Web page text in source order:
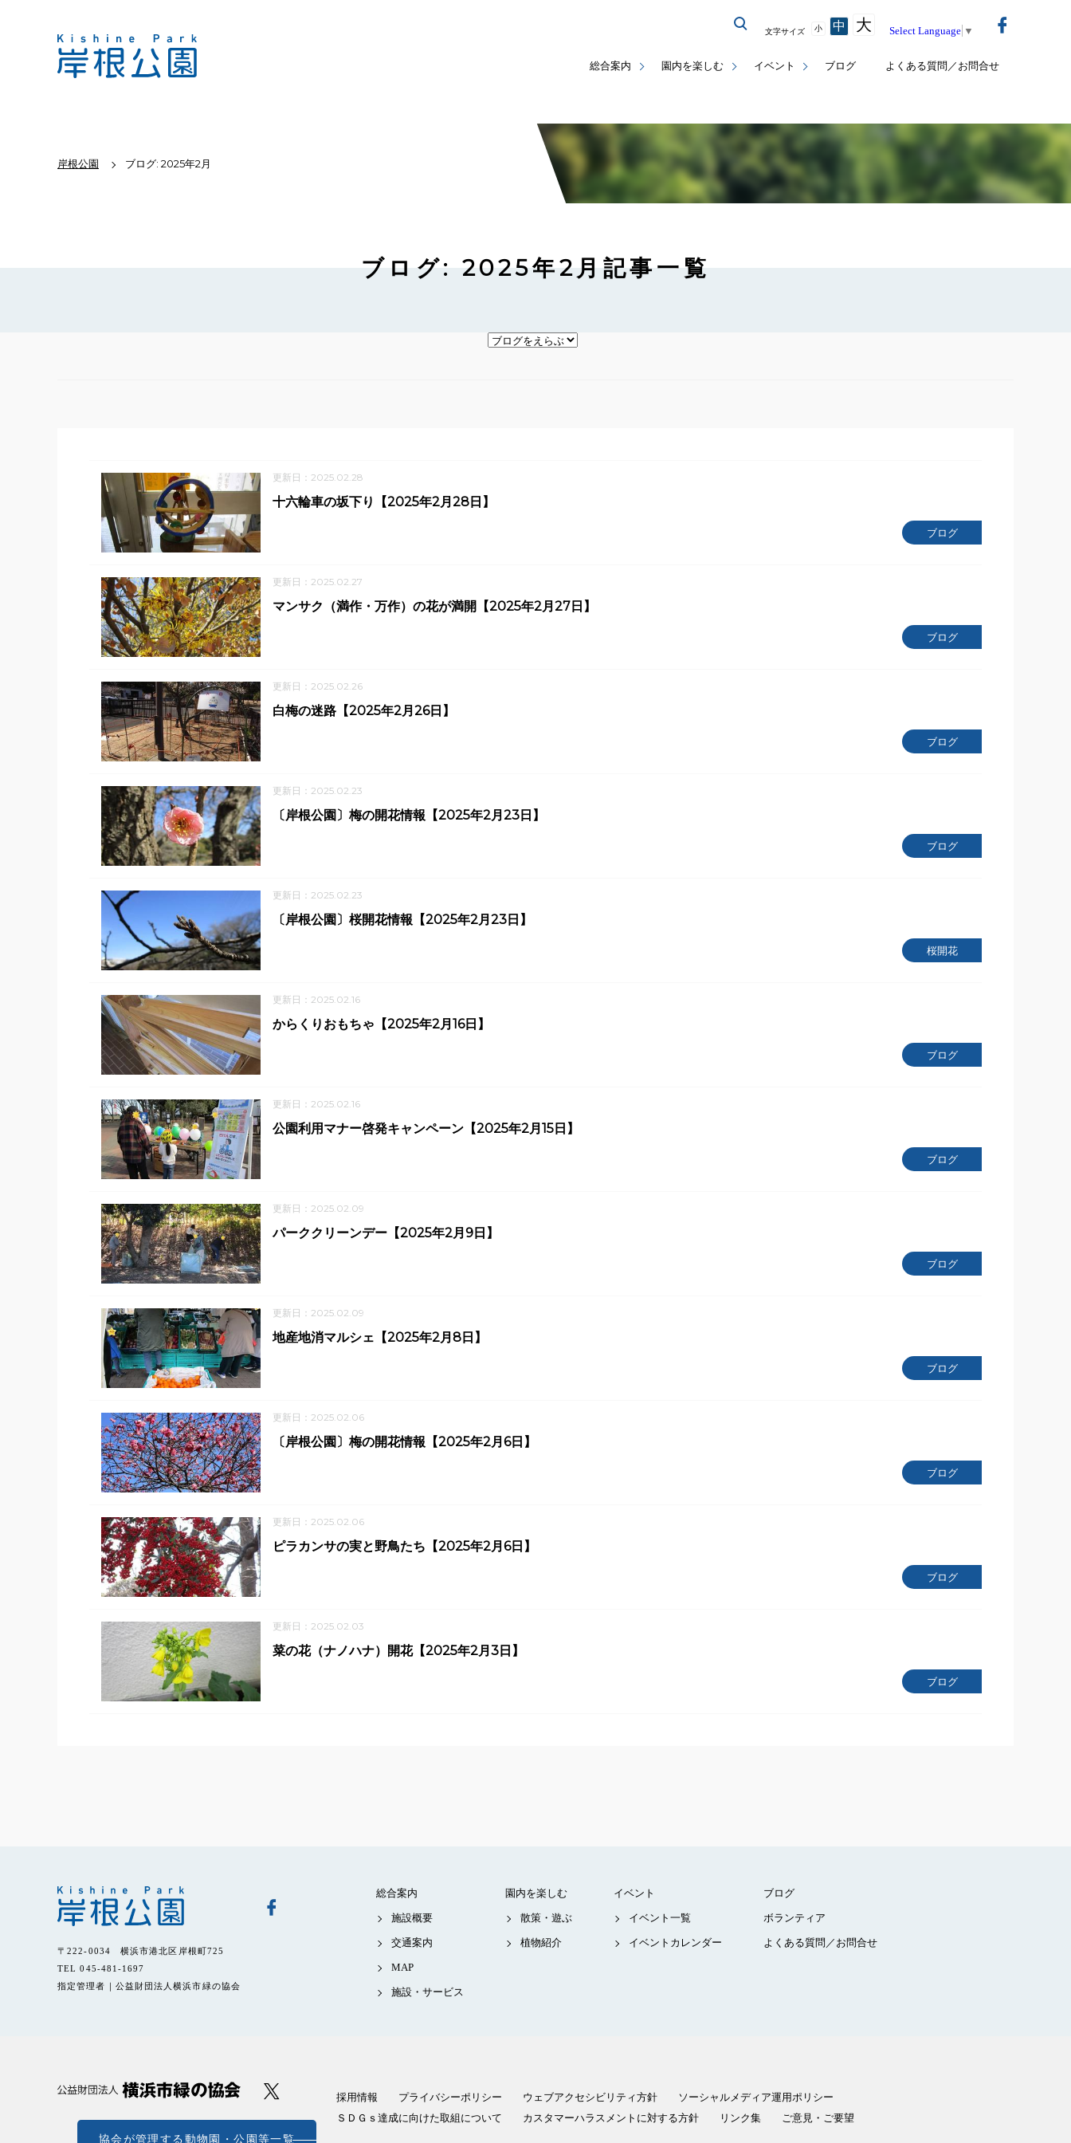
総合案内 園内を楽しむ イベント ブログ よくある質問／お問合せ
文字サイズ 小 中 大 Select Language ▼
岸根公園 ブログ: 2025年2月
ブログ: 2025年2月記事一覧
更新日：2025.02.28
ブログ
十六輪車の坂下り【2025年2月28日】
更新日：2025.02.27
ブログ
マンサク（満作・万作）の花が満開【2025年2月27日】
更新日：2025.02.26
ブログ
白梅の迷路【2025年2月26日】
更新日：2025.02.23
ブログ
〔岸根公園〕梅の開花情報【2025年2月23日】
更新日：2025.02.23
桜開花
〔岸根公園〕桜開花情報【2025年2月23日】
更新日：2025.02.16
ブログ
からくりおもちゃ【2025年2月16日】
更新日：2025.02.16
ブログ
公園利用マナー啓発キャンペーン【2025年2月15日】
更新日：2025.02.09
ブログ
パーククリーンデー【2025年2月9日】
更新日：2025.02.09
ブログ
地産地消マルシェ【2025年2月8日】
更新日：2025.02.06
ブログ
〔岸根公園〕梅の開花情報【2025年2月6日】
更新日：2025.02.06
ブログ
ピラカンサの実と野鳥たち【2025年2月6日】
更新日：2025.02.03
ブログ
菜の花（ナノハナ）開花【2025年2月3日】
〒222-0034 横浜市港北区岸根町725
TEL 045-481-1697
指定管理者｜公益財団法人横浜市緑の協会
総合案内
施設概要
交通案内
MAP
施設・サービス
園内を楽しむ
散策・遊ぶ
植物紹介
イベント
イベント一覧
イベントカレンダー
ブログ
ボランティア
よくある質問／お問合せ
協会が管理する動物園・公園等一覧
採用情報 プライバシーポリシー ウェブアクセシビリティ方針
ソーシャルメディア運用ポリシー
ＳＤＧｓ達成に向けた取組について
カスタマーハラスメントに対する方針 リンク集 ご意見・ご要望